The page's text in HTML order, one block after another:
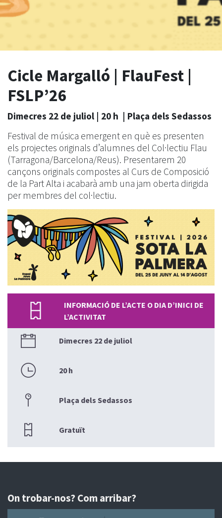
Cicle Margalló | FlauFest |
FSLP’26
Dimecres 22 de juliol | 20 h | Plaça dels Sedassos
Festival de música emergent en què es presenten
els projectes originals d’alumnes del Col·lectiu Flau
(Tarragona/Barcelona/Reus). Presentarem 20
cançons originals compostes al Curs de Composició
de la Part Alta i acabarà amb una jam oberta dirigida
per membres del col·lectiu.
INFORMACIÓ DE L’ACTE O DIA D’INICI DE
L’ACTIVITAT
Dimecres 22 de juliol
20 h
Plaça dels Sedassos
Gratuït
On trobar-nos? Com arribar?